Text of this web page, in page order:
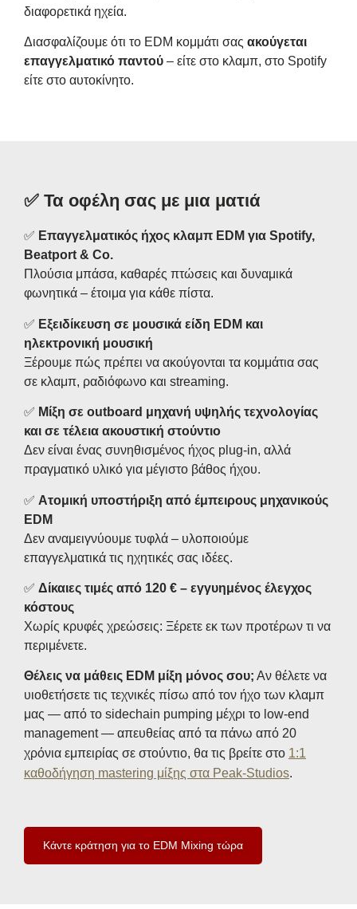
διαφορετικά ηχεία.
Διασφαλίζουμε ότι το EDM κομμάτι σας ακούγεται
επαγγελματικό παντού – είτε στο κλαμπ, στο Spotify
είτε στο αυτοκίνητο.
✅ Τα οφέλη σας με μια ματιά
✅ Επαγγελματικός ήχος κλαμπ EDM για Spotify,
Beatport & Co.
Πλούσια μπάσα, καθαρές πτώσεις και δυναμικά
φωνητικά – έτοιμα για κάθε πίστα.
✅ Εξειδίκευση σε μουσικά είδη EDM και
ηλεκτρονική μουσική
Ξέρουμε πώς πρέπει να ακούγονται τα κομμάτια σας
σε κλαμπ, ραδιόφωνο και streaming.
✅ Μίξη σε outboard μηχανή υψηλής τεχνολογίας
και σε τέλεια ακουστική στούντιο
Δεν είναι ένας συνηθισμένος ήχος plug-in, αλλά
πραγματικό υλικό για μέγιστο βάθος ήχου.
✅ Ατομική υποστήριξη από έμπειρους μηχανικούς
EDM
Δεν αναμειγνύουμε τυφλά – υλοποιούμε
επαγγελματικά τις ηχητικές σας ιδέες.
✅ Δίκαιες τιμές από 120 € – εγγυημένος έλεγχος
κόστους
Χωρίς κρυφές χρεώσεις: Ξέρετε εκ των προτέρων τι να
περιμένετε.
Θέλεις να μάθεις EDM μίξη μόνος σου; Αν θέλετε να
υιοθετήσετε τις τεχνικές πίσω από τον ήχο των κλαμπ
μας — από το sidechain pumping μέχρι το low-end
management — απευθείας από τα πάνω από 20
χρόνια εμπειρίας σε στούντιο, θα τις βρείτε στο 1:1
καθοδήγηση mastering μίξης στα Peak-Studios.
Κάντε κράτηση για το EDM Mixing τώρα